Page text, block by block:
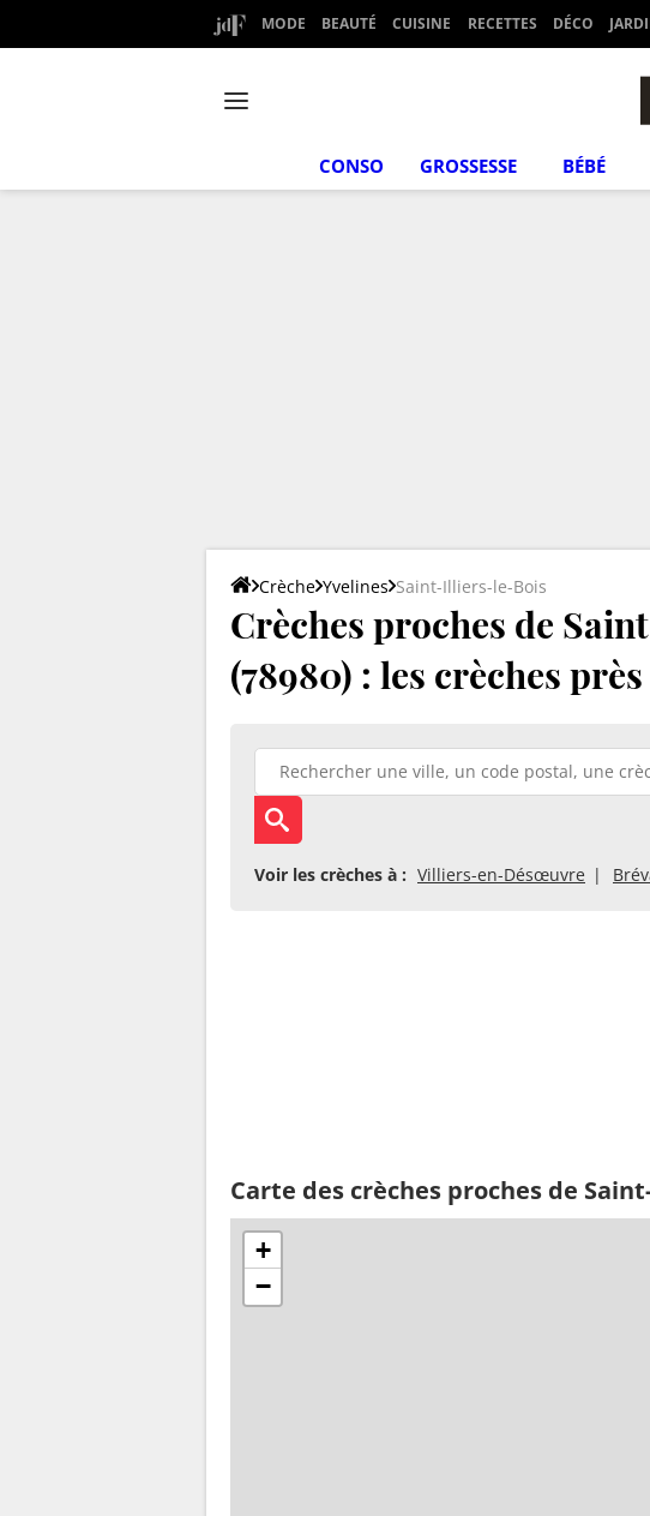
MODE BEAUTÉ CUISINE RECETTES DÉCO
CONSO GROSSESSE BÉBÉ
Crèche Yvelines Saint-Illiers-le-Bois
Crèches proches de
(78980) : les crèches
Voir les crèches à : Villiers-en-Désœuvre
Carte des crèches proches de
+
−